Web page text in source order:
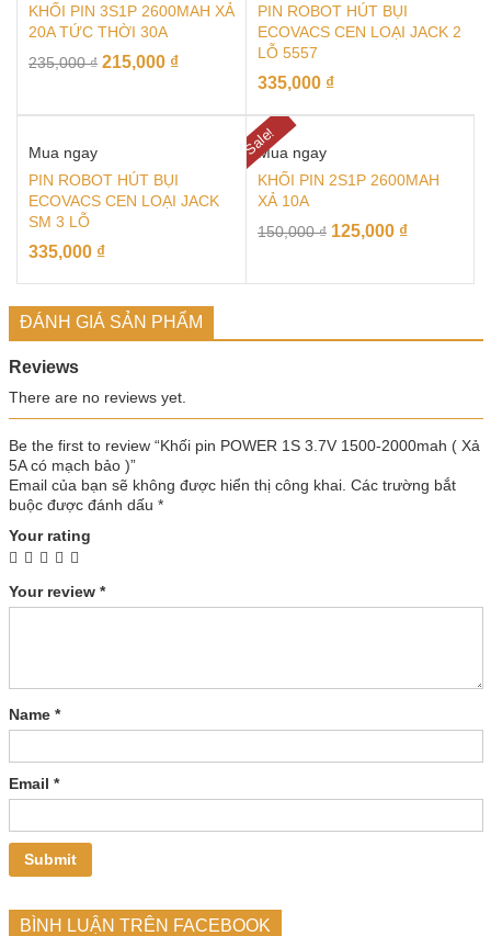
KHỐI PIN 3S1P 2600MAH XẢ
20A TỨC THỜI 30A
235,000₫ 215,000 ₫
PIN ROBOT HÚT BỤI
ECOVACS CEN LOẠI JACK 2
LỖ 5557
335,000 ₫
Mua ngay
PIN ROBOT HÚT BỤI
ECOVACS CEN LOẠI JACK
SM 3 LỖ
335,000 ₫
Sale!
Mua ngay
KHỐI PIN 2S1P 2600MAH
XẢ 10A
150,000₫ 125,000 ₫
ĐÁNH GIÁ SẢN PHẨM
Reviews
There are no reviews yet.
Be the first to review “Khối pin POWER 1S 3.7V 1500-2000mah ( Xả
5A có mạch bảo )”
Email của bạn sẽ không được hiển thị công khai. Các trường bắt
buộc được đánh dấu *
Your rating
Your review *
Name *
Email *
BÌNH LUẬN TRÊN FACEBOOK